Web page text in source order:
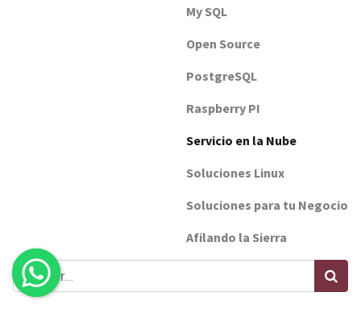
My SQL
Open Source
PostgreSQL
Raspberry PI
Servicio en la Nube
Soluciones Linux
Soluciones para tu Negocio
Afilando la Sierra